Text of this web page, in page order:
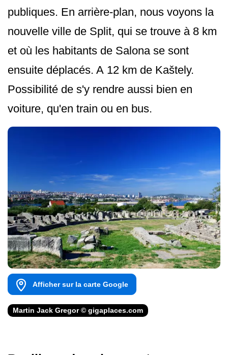
publiques. En arrière-plan, nous voyons la
nouvelle ville de Split, qui se trouve à 8 km
et où les habitants de Salona se sont
ensuite déplacés. A 12 km de Kaštely.
Possibilité de s'y rendre aussi bien en
voiture, qu'en train ou en bus.
Afficher sur la carte Google
Martin Jack Gregor © gigaplaces.com